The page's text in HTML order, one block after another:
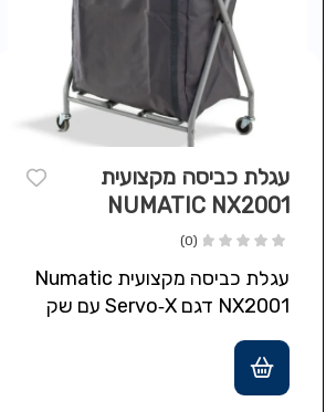
עגלת כביסה מקצועית
NUMATIC NX2001
(0)
עגלת כביסה מקצועית Numatic
NX2001 דגם Servo‑X עם שק
(בר־כביסה) המתאים לאיסוף
והובלת מצעים וסחורה…